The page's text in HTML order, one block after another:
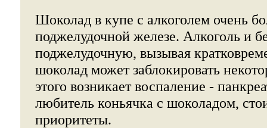
Шоколад в купе с алкоголем очень
поджелудочной железе. Алкоголь и
поджелудочную, вызывая
шоколад может заблокировать
этого возникает воспаление -
любитель коньячка с шоколадом,
приоритеты.